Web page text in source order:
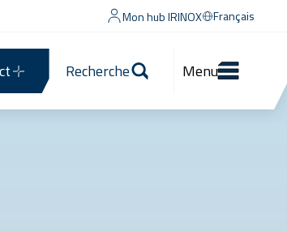
Mon hub IRINOX Français
Recherche Menu